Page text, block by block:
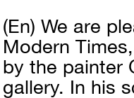
(En) We are
Modern
by the painter
gallery. In his